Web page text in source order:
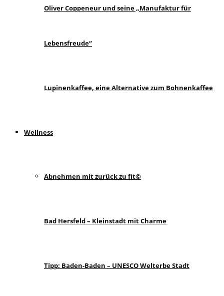
Oliver Coppeneur und seine „Manufaktur für
Lebensfreude“
Lupinenkaffee, eine Alternative zum Bohnenkaffee
Wellness
Abnehmen mit zurück zu fit©
Bad Hersfeld – Kleinstadt mit Charme
Tipp: Baden-Baden – UNESCO Welterbe Stadt